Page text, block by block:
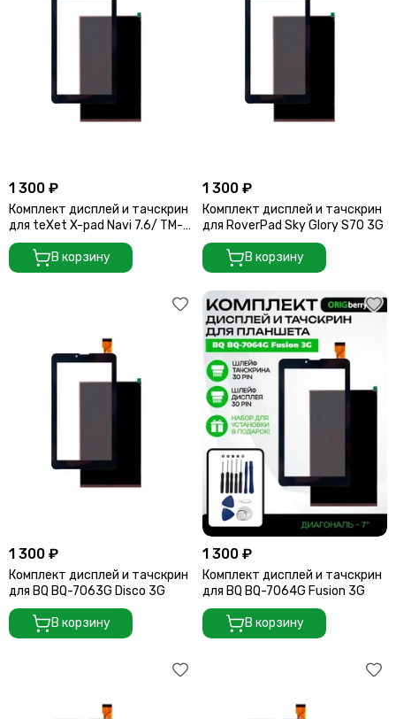
1 300 ₽
Комплект дисплей и тачскрин
для teXet X-pad Navi 7.6/ TM-
7849 3G
В корзину
1 300 ₽
Комплект дисплей и тачскрин
для RoverPad Sky Glory S70 3G
В корзину
1 300 ₽
Комплект дисплей и тачскрин
для BQ BQ-7063G Disco 3G
В корзину
1 300 ₽
Комплект дисплей и тачскрин
для BQ BQ-7064G Fusion 3G
В корзину